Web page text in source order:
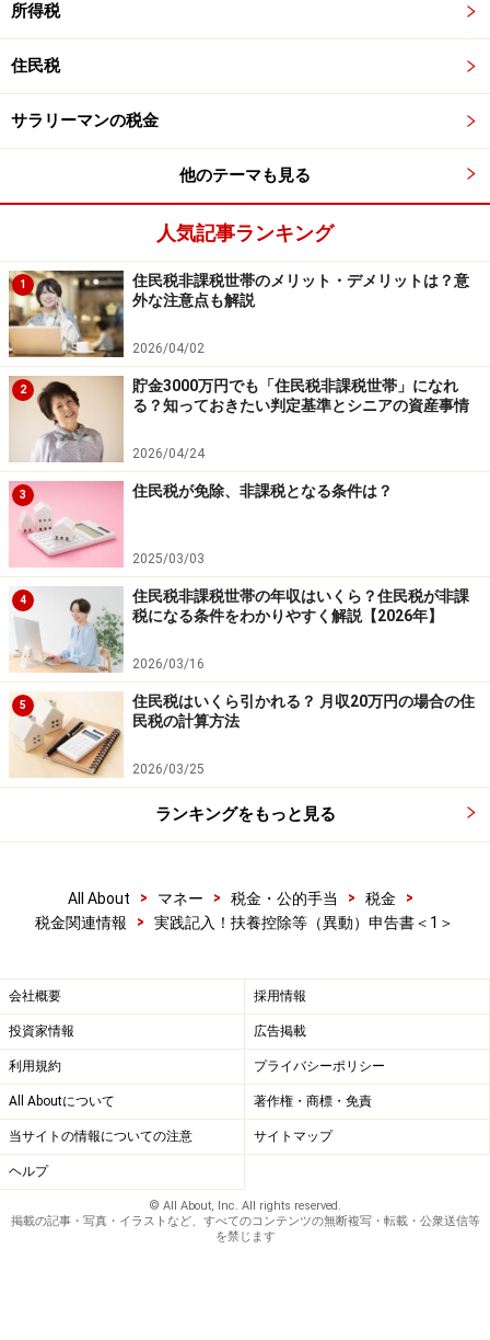
所得税
住民税
サラリーマンの税金
他のテーマも見る
人気記事ランキング
1
住民税非課税世帯のメリット・デメリットは？意
外な注意点も解説
2026/04/02
2
貯金3000万円でも「住民税非課税世帯」になれ
る？知っておきたい判定基準とシニアの資産事情
2026/04/24
3 住民税が免除、非課税となる条件は？
2025/03/03
4
住民税非課税世帯の年収はいくら？住民税が非課
税になる条件をわかりやすく解説【2026年】
2026/03/16
5
住民税はいくら引かれる？ 月収20万円の場合の住
民税の計算方法
2026/03/25
ランキングをもっと見る
All About > マネー > 税金・公的手当 > 税金
>
税金関連情報
> 実践記入！扶養控除等（異動）申告書＜1＞
会社概要 採用情報
投資家情報 広告掲載
利用規約 プライバシーポリシー
All Aboutについて 著作権・商標・免責
当サイトの情報についての注意 サイトマップ
ヘルプ
© All About, Inc. All rights reserved.
掲載の記事・写真・イラストなど、すべてのコンテンツの無断複写・転載・公衆送信等
を禁じます